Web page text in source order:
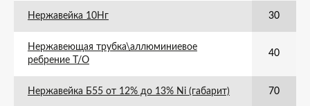
Нержавейка 10Нг 30
Нержавеющая трубка\аллюминиевое
ребрение Т/О
40
Нержавейка Б55 от 12% до 13% Ni (габарит) 70